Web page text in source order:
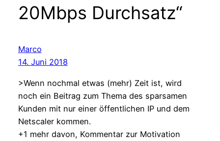
20Mbps Durchsatz“
Marco
14. Juni 2018
>Wenn nochmal etwas (mehr) Zeit ist, wird
noch ein Beitrag zum Thema des sparsamen
Kunden mit nur einer öffentlichen IP und dem
Netscaler kommen.
+1 mehr davon, Kommentar zur Motivation